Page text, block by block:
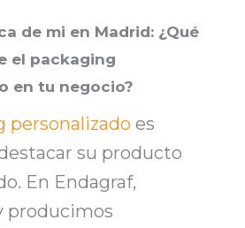
de mi en Madrid: ¿Qué
el packaging
en tu negocio?
personalizado es
su producto
En Endagraf,
producimos